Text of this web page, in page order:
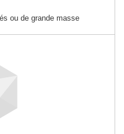
ou de grande masse